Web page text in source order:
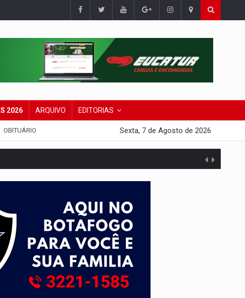
2026 ARQUIVO EDITORIAS
OBITUÁRIO Sexta, 7 de Agosto de 2026
empresa